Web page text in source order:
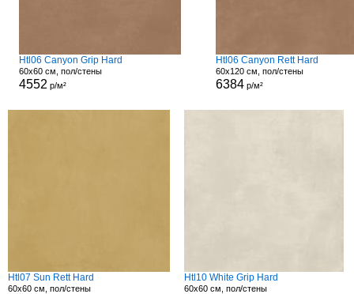
Htl06 Canyon Grip Hard
60x60 см, пол/стены
4552 р/м²
Htl06 Canyon Rett Hard
60x120 см, пол/стены
6384р/м²
Htl07 Sun Rett Hard
60x60 см, пол/стены
Htl10 White Grip Hard
60x60 см, пол/стены